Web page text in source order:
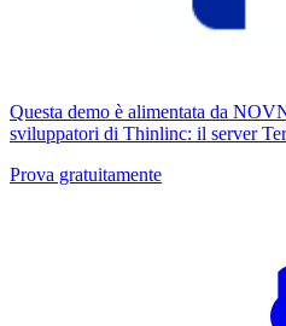
Questa demo è alimentata da
sviluppatori di Thinlinc: il server
Prova gratuitamente